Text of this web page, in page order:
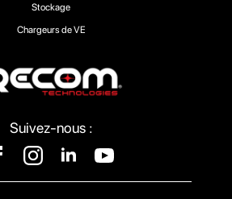
Stockage
Chargeurs de VE
Suivez-nous :